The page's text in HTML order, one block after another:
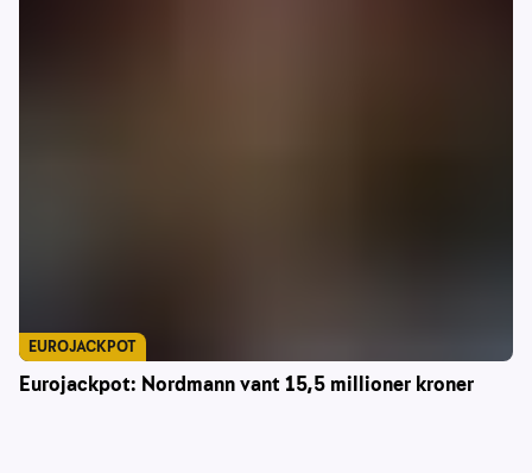
Eurojackpot: Nordmann vant 15,5 millioner kroner
EUROJACKPOT